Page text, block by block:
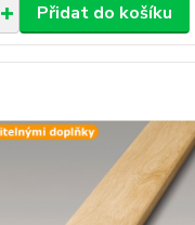
Přidat do košíku